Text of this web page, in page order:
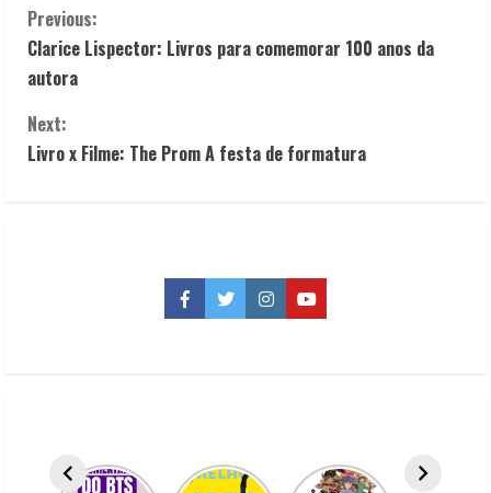
C
o
n
t
Previous:
Clarice Lispector: Livros para comemorar 100 anos da
autora
Next:
Livro x Filme: The Prom A festa de formatura
Facebook
TwitterInstagramYouTube